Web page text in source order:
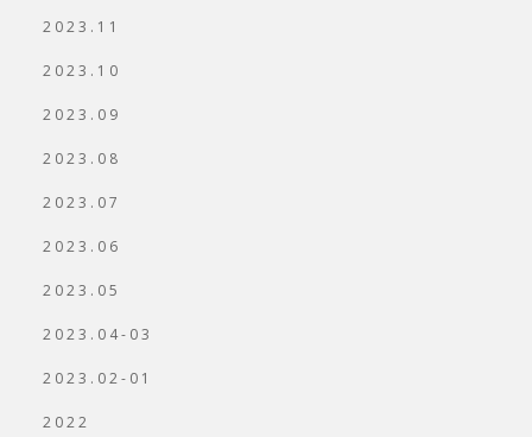
2023.11
2023.10
2023.09
2023.08
2023.07
2023.06
2023.05
2023.04-03
2023.02-01
2022